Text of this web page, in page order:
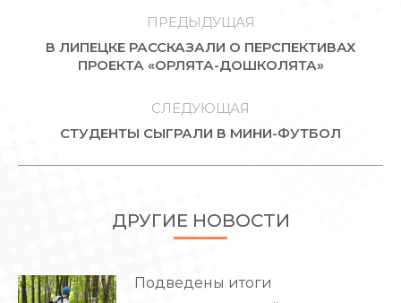
ЗАПИСЯМ
ПРЕДЫДУЩАЯ
Предыдущая
В ЛИПЕЦКЕ РАССКАЗАЛИ О ПЕРСПЕКТИВАХ
ПРОЕКТА «ОРЛЯТА-ДОШКОЛЯТА»
СЛЕДУЮЩАЯ
Следующая
СТУДЕНТЫ СЫГРАЛИ В МИНИ-ФУТБОЛ
ДРУГИЕ НОВОСТИ
Подведены итоги